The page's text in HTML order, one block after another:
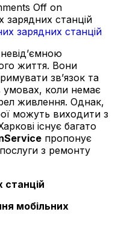
Off on
зарядних станцій
невід’ємною
життя. Вони
зв’язок та
умовах, коли немає
живлення. Однак,
можуть виходити з
існує багато
пропонує
з ремонту
станцій
мобільних